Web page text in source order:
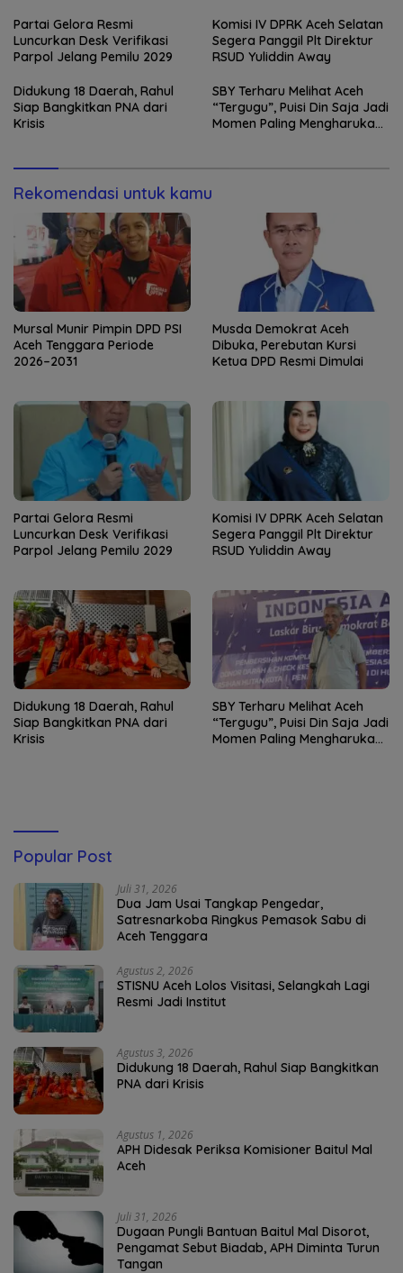
Partai Gelora Resmi
Luncurkan Desk Verifikasi
Parpol Jelang Pemilu 2029
Komisi IV DPRK Aceh Selatan
Segera Panggil Plt Direktur
RSUD Yuliddin Away
Didukung 18 Daerah, Rahul
Siap Bangkitkan PNA dari
Krisis
SBY Terharu Melihat Aceh
“Tergugu”, Puisi Din Saja Jadi
Momen Paling Mengharukan
Rekomendasi untuk kamu
Mursal Munir Pimpin DPD PSI
Aceh Tenggara Periode
2026–2031
Musda Demokrat Aceh
Dibuka, Perebutan Kursi
Ketua DPD Resmi Dimulai
Partai Gelora Resmi
Luncurkan Desk Verifikasi
Parpol Jelang Pemilu 2029
Komisi IV DPRK Aceh Selatan
Segera Panggil Plt Direktur
RSUD Yuliddin Away
Didukung 18 Daerah, Rahul
Siap Bangkitkan PNA dari
Krisis
SBY Terharu Melihat Aceh
“Tergugu”, Puisi Din Saja Jadi
Momen Paling Mengharukan
Popular Post
Juli 31, 2026
Dua Jam Usai Tangkap Pengedar,
Satresnarkoba Ringkus Pemasok Sabu di
Aceh Tenggara
Agustus 2, 2026
STISNU Aceh Lolos Visitasi, Selangkah Lagi
Resmi Jadi Institut
Agustus 3, 2026
Didukung 18 Daerah, Rahul Siap Bangkitkan
PNA dari Krisis
Agustus 1, 2026
APH Didesak Periksa Komisioner Baitul Mal
Aceh
Juli 31, 2026
Dugaan Pungli Bantuan Baitul Mal Disorot,
Pengamat Sebut Biadab, APH Diminta Turun
Tangan